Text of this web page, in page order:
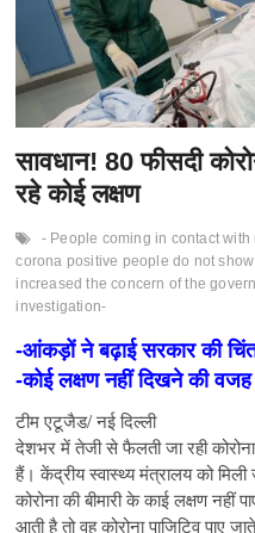
सावधान! 80 फीसदी
रहे कोई लक्षण
- People coming in contact
corona positive people do not
increased the concern of the
investigation-
-आंकड़ों ने बढ़ाई सरकार की
-कोई लक्षण नहीं दिखने की
टीम एटूजैड/ नई दिल्ली
देशभर में तेजी से फैलती जा रही कोरोना
हैं। केंद्रीय स्वास्थ्य मंत्रालय को
कोरोना की बीमारी के काई लक्षण नहीं
आती है तो वह कोरोना पाजिटिव पाए